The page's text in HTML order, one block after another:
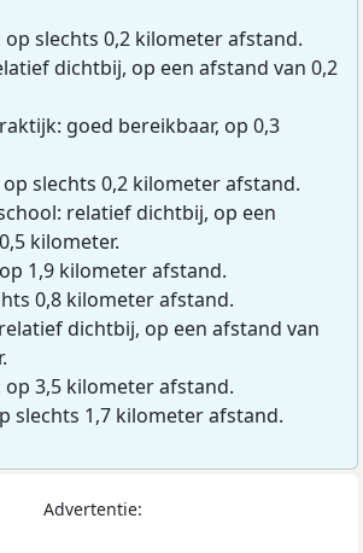
slechts 0,2 kilometer afstand.
dichtbij, op een afstand van 0,2
goed bereikbaar, op 0,3
op slechts 0,2 kilometer afstand.
relatief dichtbij, op een
kilometer.
1,9 kilometer afstand.
0,8 kilometer afstand.
dichtbij, op een afstand van
3,5 kilometer afstand.
slechts 1,7 kilometer afstand.
Advertentie: